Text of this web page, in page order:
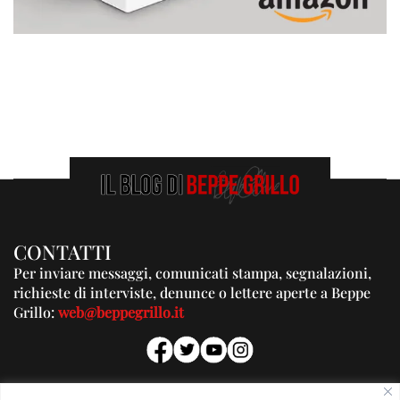
CONTATTI
Per inviare messaggi, comunicati stampa, segnalazioni,
richieste di interviste, denunce o lettere aperte a Beppe
Grillo:web@beppegrillo.it